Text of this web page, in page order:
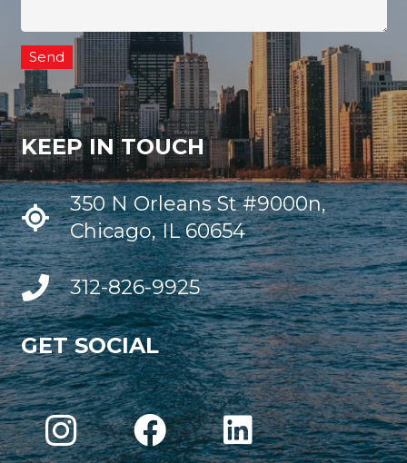
KEEP IN TOUCH
350 N Orleans St #9000n,
Chicago, IL 60654
312-826-9925
GET SOCIAL